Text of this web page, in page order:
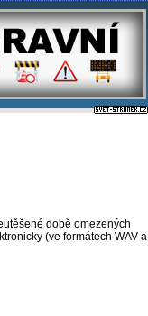
době omezených
(ve formátech WAV a